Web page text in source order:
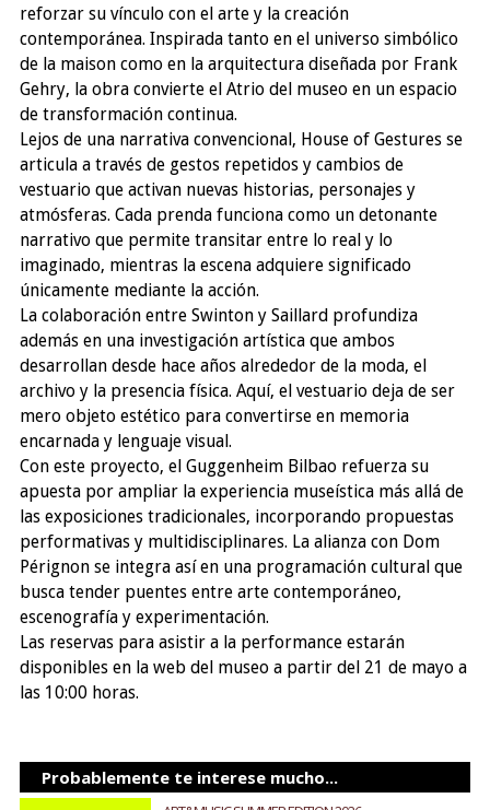
reforzar su vínculo con el arte y la creación
contemporánea. Inspirada tanto en el universo simbólico
de la maison como en la arquitectura diseñada por Frank
Gehry, la obra convierte el Atrio del museo en un espacio
de transformación continua.
Lejos de una narrativa convencional, House of Gestures se
articula a través de gestos repetidos y cambios de
vestuario que activan nuevas historias, personajes y
atmósferas. Cada prenda funciona como un detonante
narrativo que permite transitar entre lo real y lo
imaginado, mientras la escena adquiere significado
únicamente mediante la acción.
La colaboración entre Swinton y Saillard profundiza
además en una investigación artística que ambos
desarrollan desde hace años alrededor de la moda, el
archivo y la presencia física. Aquí, el vestuario deja de ser
mero objeto estético para convertirse en memoria
encarnada y lenguaje visual.
Con este proyecto, el Guggenheim Bilbao refuerza su
apuesta por ampliar la experiencia museística más allá de
las exposiciones tradicionales, incorporando propuestas
performativas y multidisciplinares. La alianza con Dom
Pérignon se integra así en una programación cultural que
busca tender puentes entre arte contemporáneo,
escenografía y experimentación.
Las reservas para asistir a la performance estarán
disponibles en la web del museo a partir del 21 de mayo a
las 10:00 horas.
Probablemente te interese mucho...